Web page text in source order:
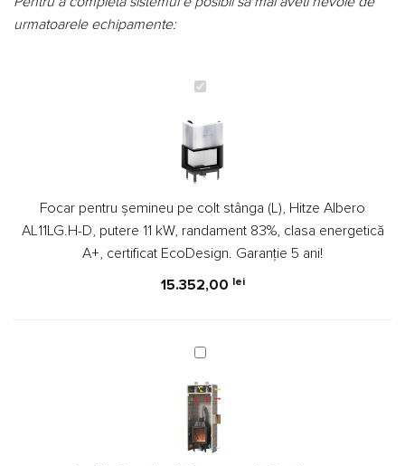
urmatoarele echipamente:
Focar
șemineu
pe
colt
(L),
Hitze
Albero
kW,
83%,
clasa
energetică
Focar pentru șemineu pe colt stânga (L), Hitze Albero
AL11LG.H-D, putere 11 kW, randament 83%, clasa energetică
A+, certificat EcoDesign. Garanție 5 ani!
15.352,00 lei
Kit
Construcție
Șemineu